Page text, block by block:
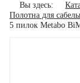
Вы здесь:
Полотна для
5 пилок Metabo